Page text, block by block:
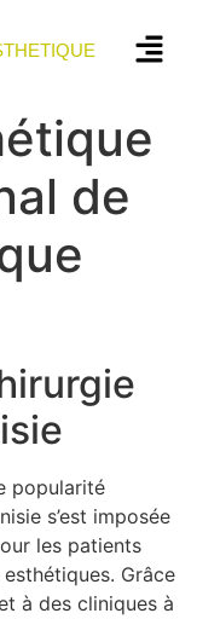
de
popularité
s’est imposée
les patients
Grâce
à des cliniques à